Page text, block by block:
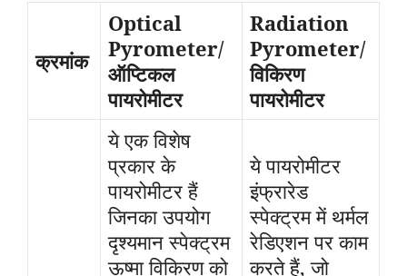
क्रमांक
Optical
Pyrometer/
ऑप्टिकल
पायरोमीटर
Radiation
Pyrometer/
विकिरण
पायरोमीटर
ये एक विशेष
प्रकार के
पायरोमीटर हैं
जिनका उपयोग
दृश्यमान स्पेक्ट्रम
ऊष्मा विकिरण को
ये पायरोमीटर
इंफ्रारेड
स्पेक्ट्रम में थर्मल
रेडिएशन पर काम
करते हैं, जो